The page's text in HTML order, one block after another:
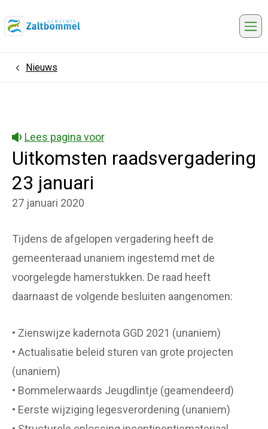
HomeNieuws
Lees pagina voor
Uitkomsten raadsvergadering
23 januari
27 januari 2020
Tijdens de afgelopen vergadering heeft de
gemeenteraad unaniem ingestemd met de
voorgelegde hamerstukken. De raad heeft
daarnaast de volgende besluiten aangenomen:
• Zienswijze kadernota GGD 2021 (unaniem)
• Actualisatie beleid sturen van grote projecten
(unaniem)
• Bommelerwaards Jeugdlintje (geamendeerd)
• Eerste wijziging legesverordening (unaniem)